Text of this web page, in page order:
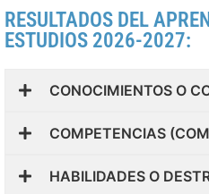
RESULTADOS DEL
ESTUDIOS 2026-2027:
CONOCIMIENTOS O
COMPETENCIAS
HABILIDADES O